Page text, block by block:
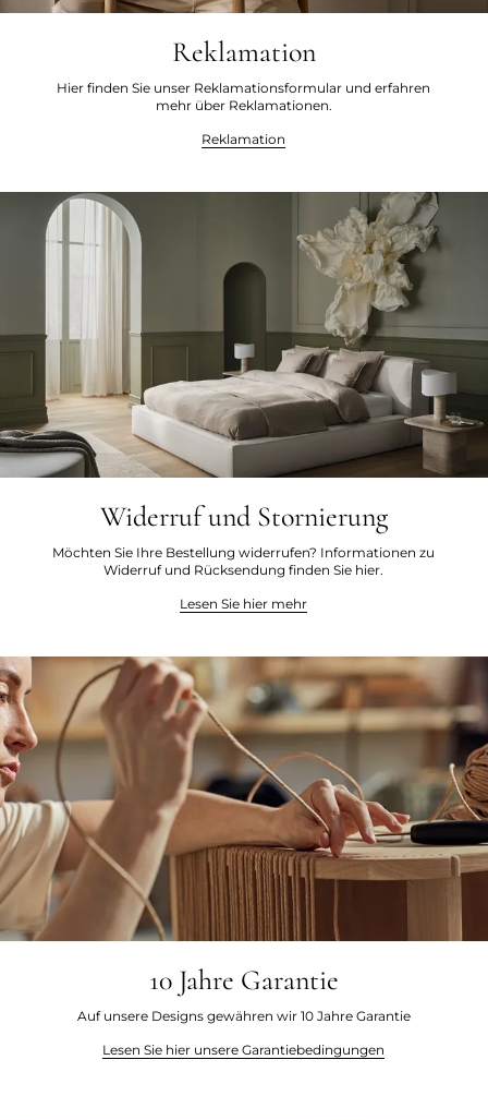
Reklamation
Hier finden Sie unser Reklamationsformular und erfahren
mehr über Reklamationen.
Reklamation
Widerruf und Stornierung
Möchten Sie Ihre Bestellung widerrufen? Informationen zu
Widerruf und Rücksendung finden Sie hier.
Lesen Sie hier mehr
10 Jahre Garantie
Auf unsere Designs gewähren wir 10 Jahre Garantie
Lesen Sie hier unsere Garantiebedingungen